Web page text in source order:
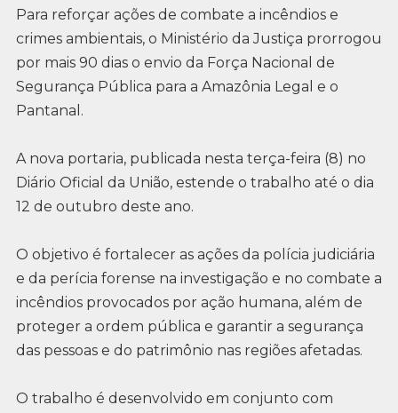
Para reforçar ações de combate a incêndios e
crimes ambientais, o Ministério da Justiça prorrogou
por mais 90 dias o envio da Força Nacional de
Segurança Pública para a Amazônia Legal e o
Pantanal.
A nova portaria, publicada nesta terça-feira (8) no
Diário Oficial da União, estende o trabalho até o dia
12 de outubro deste ano.
O objetivo é fortalecer as ações da polícia judiciária
e da perícia forense na investigação e no combate a
incêndios provocados por ação humana, além de
proteger a ordem pública e garantir a segurança
das pessoas e do patrimônio nas regiões afetadas.
O trabalho é desenvolvido em conjunto com